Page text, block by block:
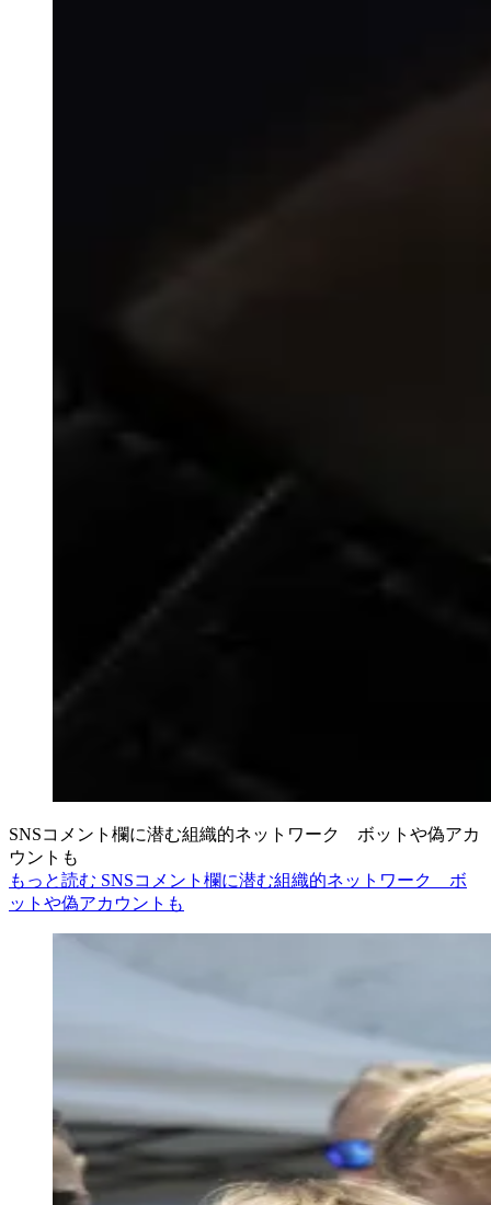
SNSコメント欄に潜む組織的ネットワーク ボットや偽アカ
ウントも
もっと読む SNSコメント欄に潜む組織的ネットワーク ボ
ットや偽アカウントも